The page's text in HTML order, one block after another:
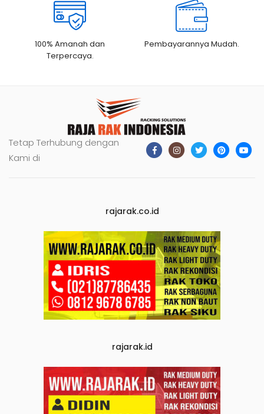
100% Amanah dan
Terpercaya.
Pembayarannya Mudah.
Tetap Terhubung dengan
Kami di
rajarak.co.id
rajarak.id